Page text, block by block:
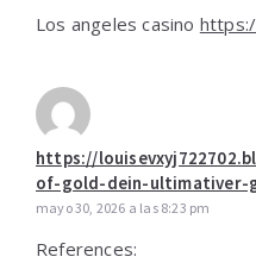
Los angeles casino
https://
of-gold-dein-ultimativer-
mayo 30, 2026 a las 8:23 pm
References: